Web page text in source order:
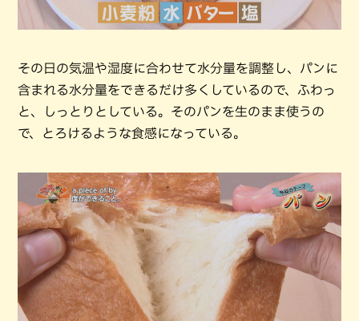
その日の気温や湿度に合わせて水分量を調整し、パンに
含まれる水分量をできるだけ多くしているので、ふわっ
と、しっとりとしている。そのパンを生のまま使うの
で、とろけるような食感になっている。